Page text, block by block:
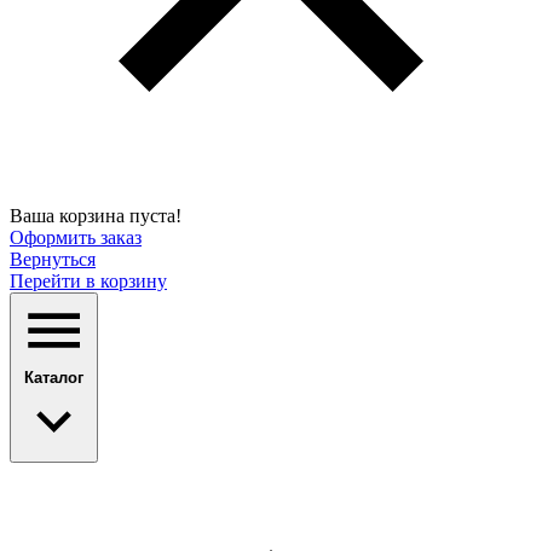
Ваша корзина пуста!
Оформить заказ
Вернуться
Перейти в корзину
Каталог